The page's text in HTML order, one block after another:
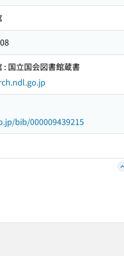
: 国立国会図書館蔵書
bib/000009439215